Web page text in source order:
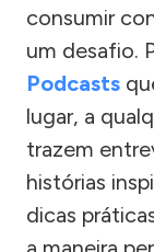
consumir
um desafio.
Podcasts
lugar, a
trazem
histórias
dicas